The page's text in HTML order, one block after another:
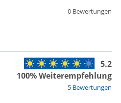
0 Bewertungen
5 Bewertungen
5.2
100% Weiterempfehlung